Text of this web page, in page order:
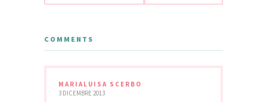
COMMENTS
MARIALUISA SCERBO
3 DICEMBRE 2013